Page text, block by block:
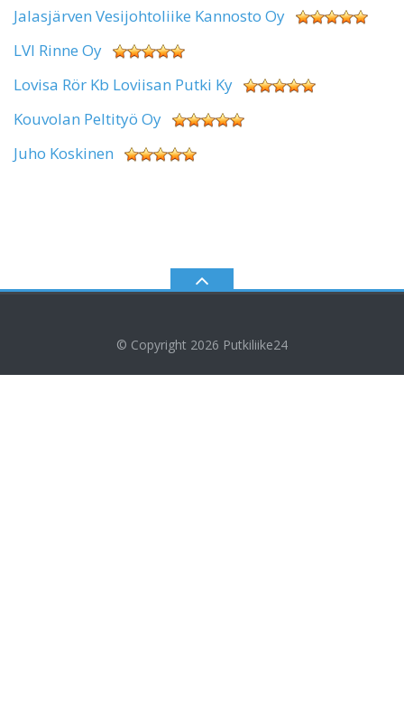
Jalasjärven Vesijohtoliike Kannosto Oy
LVI Rinne Oy
Lovisa Rör Kb Loviisan Putki Ky
Kouvolan Peltityö Oy
Juho Koskinen
© Copyright 2026 Putkiliike24